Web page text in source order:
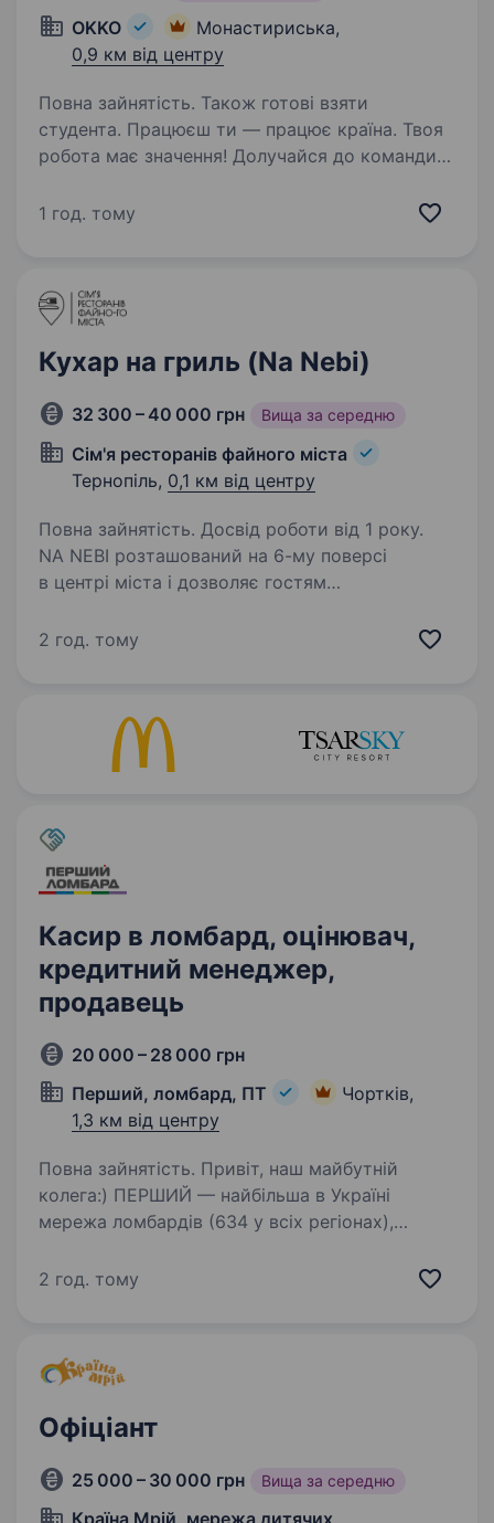
OKKO
Монастириська,
0,9 км від центру
Повна зайнятість. Також готові взяти
студента. Працюєш ти — працює країна. Твоя
робота має значення! Долучайся до команди
разом! ШукаємоПРОДАВЦЯ-КАСИРА
1 год. тому
Кухар на гриль (Na Nebi)
32 300 – 40 000 грн Вища за середню
Сім'я ресторанів файного міста
Тернопіль, 0,1 км від центру
Повна зайнятість. Досвід роботи від 1 року.
NA NEBI розташований на 6-му поверсі
в центрі міста і дозволяє гостям
Зараз ми у пошуках КУХАРЯ НА ГРИЛЬ.
2 год. тому
Касир в ломбард, оцінювач,
кредитний менеджер,
продавець
20 000 – 28 000 грн
Перший, ломбард, ПТ
Чортків,
1,3 км від центру
Повна зайнятість. Привіт, наш майбутній
колега:) ПЕРШИЙ — найбільша в Україні
мережа ломбардів (634 у всіх регіонах),
отримати різні фінансові послуги та купити
2 год. тому
Офіціант
25 000 – 30 000 грн Вища за середню
Країна Мрій, мережа дитячих